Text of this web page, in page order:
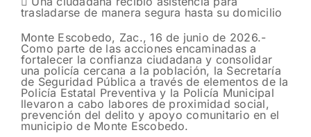
trasladarse de manera segura hasta su domicilio
Monte Escobedo, Zac., 16 de junio de 2026.-
Como parte de las acciones encaminadas a
fortalecer la confianza ciudadana y consolidar
una policía cercana a la población, la Secretaría
de Seguridad Pública a través de elementos de la
Policía Estatal Preventiva y la Policía Municipal
llevaron a cabo labores de proximidad social,
prevención del delito y apoyo comunitario en el
municipio de Monte Escobedo.